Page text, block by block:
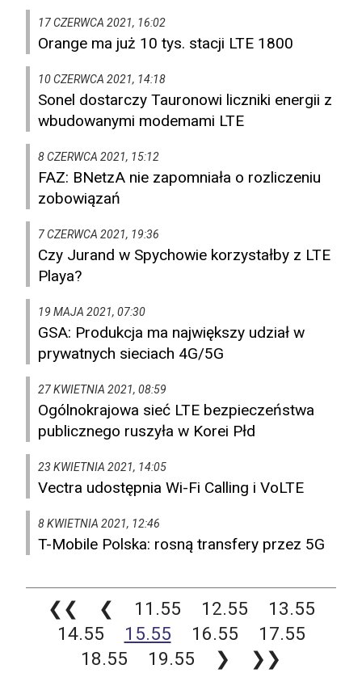
17 CZERWCA 2021, 16:02
Orange ma już 10 tys. stacji LTE 1800
10 CZERWCA 2021, 14:18
Sonel dostarczy Tauronowi liczniki energii z
wbudowanymi modemami LTE
8 CZERWCA 2021, 15:12
FAZ: BNetzA nie zapomniała o rozliczeniu
zobowiązań
7 CZERWCA 2021, 19:36
Czy Jurand w Spychowie korzystałby z LTE
Playa?
19 MAJA 2021, 07:30
GSA: Produkcja ma największy udział w
prywatnych sieciach 4G/5G
27 KWIETNIA 2021, 08:59
Ogólnokrajowa sieć LTE bezpieczeństwa
publicznego ruszyła w Korei Płd
23 KWIETNIA 2021, 14:05
Vectra udostępnia Wi-Fi Calling i VoLTE
8 KWIETNIA 2021, 12:46
T-Mobile Polska: rosną transfery przez 5G
❮❮ ❮ 11.55 12.55
13.55
14.55
15.55 16.55
17.55
18.55
19.55 ❯ ❯❯